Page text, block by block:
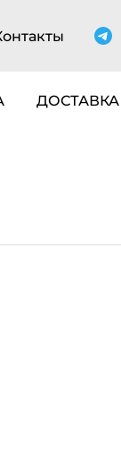
ДОСТАВКА